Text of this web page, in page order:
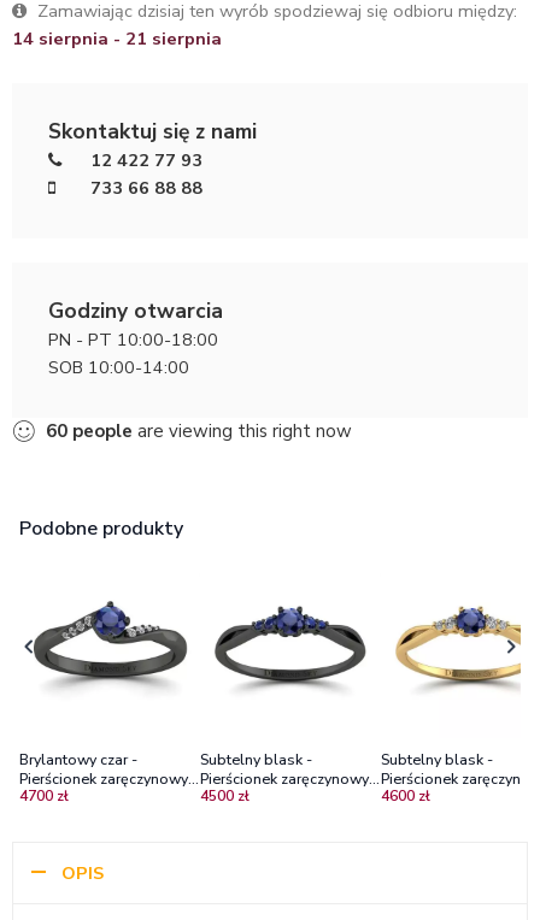
Zamawiając dzisiaj ten wyrób spodziewaj się odbioru między:
14 sierpnia - 21 sierpnia
Skontaktuj się z nami
12 422 77 93
733 66 88 88
Godziny otwarcia
PN - PT 10:00-18:00
SOB 10:00-14:00
60 people are viewing this right now
Podobne produkty
Brylantowy czar -
Pierścionek zaręczynowy z
czarnego złota z szafirem
4700 zł
Subtelny blask -
Pierścionek zaręczynowy z
czarnego złota z szafirami
4500 zł
Subtelny blask -
Pierścionek
żółtego złota z
4600 zł
OPIS